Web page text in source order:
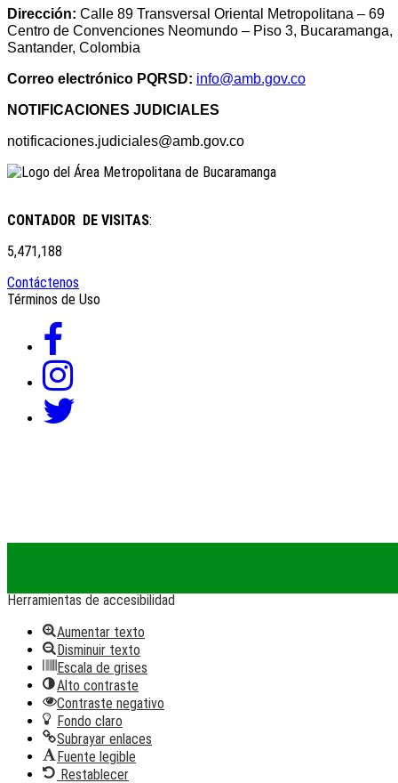
Dirección: Calle 89 Transversal Oriental Metropolitana – 69
Centro de Convenciones Neomundo – Piso 3, Bucaramanga,
Santander, Colombia
Correo electrónico PQRSD: info@amb.gov.co
NOTIFICACIONES JUDICIALES
notificaciones.judiciales@amb.gov.co
CONTADOR DE VISITAS:
5,471,188
Contáctenos
Términos de Uso
de
Herramientas de accesibilidad
Aumentar texto
Disminuir texto
Escala de grises
Alto contraste
Contraste negativo
Fondo claro
Subrayar enlaces
Fuente legible
Restablecer